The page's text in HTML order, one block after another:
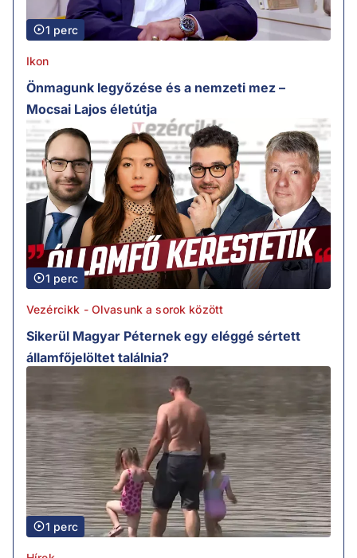
1 perc
Ikon
Önmagunk legyőzése és a nemzeti mez –
Mocsai Lajos életútja
1 perc
Vezércikk - Olvasunk a sorok között
Sikerül Magyar Péternek egy eléggé sértett
államfőjelöltet találnia?
1 perc